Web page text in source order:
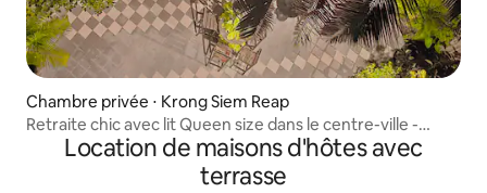
Chambre privée ⋅ Krong Siem Reap
Retraite chic avec lit Queen size dans le centre-ville -
PiscineLocation de maisons d'hôtes avec
terrasse